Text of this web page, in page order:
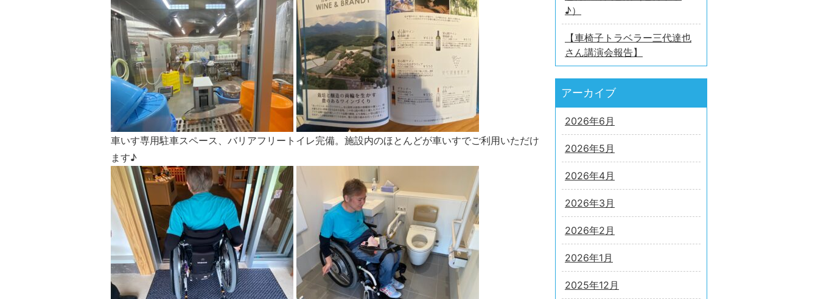
車いす専用駐車スペース、バリアフリートイレ完備。施設内のほとんどが車いすでご利用いただけ
ます♪
♪）
【車椅子トラベラー三代達也
さん講演会報告】
アーカイブ
2026年6月
2026年5月
2026年4月
2026年3月
2026年2月
2026年1月
2025年12月